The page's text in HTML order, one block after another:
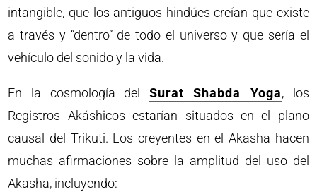
intangible, que los antiguos hindúes creían que existe
a través y “dentro” de todo el universo y que sería el
vehículo del sonido y la vida.
En la cosmología del Surat Shabda Yoga, los
Registros Akáshicos estarían situados en el plano
causal del Trikuti. Los creyentes en el Akasha hacen
muchas afirmaciones sobre la amplitud del uso del
Akasha, incluyendo: